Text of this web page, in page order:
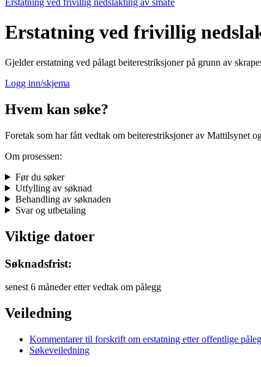
Erstatning ved frivillig nedslakting av småfe
Erstatning ved frivillig
Gjelder erstatning ved pålagt beiterestriksjoner på grunn av
Logg inn/skjema
Hvem kan søke?
Foretak som har fått vedtak om beiterestriksjoner av Mattilsynet
Om prosessen:
Før du søker
Utfylling av søknad
Behandling av søknaden
Svar og utbetaling
Viktige datoer
Søknadsfrist:
senest 6 måneder etter vedtak om pålegg
Veiledning
Kommentarer til forskrift om erstatning etter offentlige
Søkeveiledning